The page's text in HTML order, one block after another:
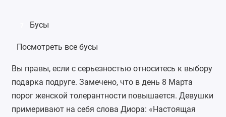
Бусы
Посмотреть все бусы
Вы правы, если с серьезностью относитесь к выбору
подарка подруге. Замечено, что в день 8 Марта
порог женской толерантности повышается. Девушки
примеривают на себя слова Диора: «Настоящая